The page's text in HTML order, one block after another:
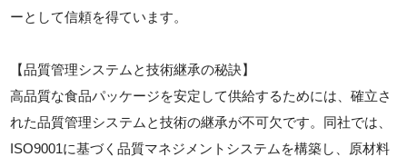
ーとして信頼を得ています。
【品質管理システムと技術継承の秘訣】
高品質な食品パッケージを安定して供給するためには、確立さ
れた品質管理システムと技術の継承が不可欠です。同社では、
ISO9001に基づく品質マネジメントシステムを構築し、原材料